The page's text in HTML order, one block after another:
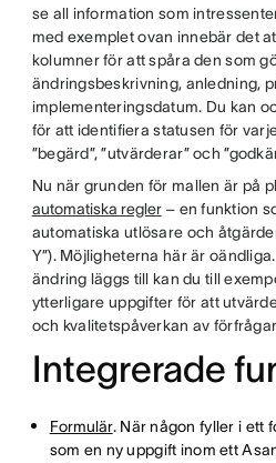
se all information som
med exemplet ovan innebär det
kolumner för att spåra den som
ändringsbeskrivning, anledning,
implementeringsdatum. Du kan
för att identifiera statusen för
”begärd”, ”utvärderar” och
Nu när grunden för mallen är på
automatiska regler– en funktion
automatiska utlösare och
Y”). Möjligheterna här är
ändring läggs till kan du till
ytterligare uppgifter för att
och kvalitetspåverkan av
Integrerade
Formulär. När någon fyller i ett
som en ny uppgift inom ett